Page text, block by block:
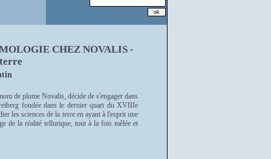
CHEZ NOVALIS -
de plume Novalis, décide de s'engager dans
fondée dans le dernier quart du XVIIIe
les sciences de la terre en ayant à l'esprit une
de la réalité tellurique, tout à la fois mêlée et